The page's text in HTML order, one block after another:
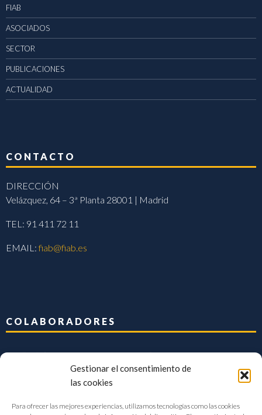
Gestionar el consentimiento de
las cookies
Para ofrecer las mejores experiencias, utilizamos tecnologías como las cookies
FIAB
ASOCIADOS
SECTOR
PUBLICACIONES
ACTUALIDAD
CONTACTO
DIRECCIÓN
Velázquez, 64 – 3ª Planta 28001 | Madrid
TEL: 91 411 72 11
EMAIL:fiab@fiab.es
COLABORADORES